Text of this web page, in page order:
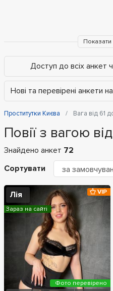
Показати
Доступ до всіх анкет
Нові та перевірені анкети
Проститутки Києва Вага від 61
Повії з вагою
Знайдено анкет 72
Сортувати
Лія VIP
Зараз на сайті
Фото перевірено